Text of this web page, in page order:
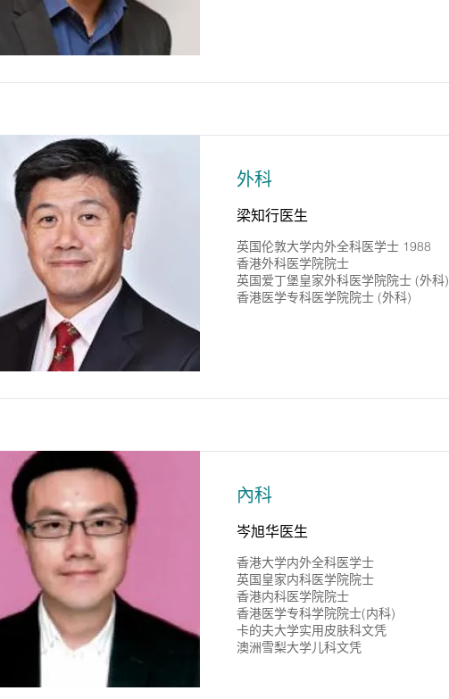
外科
梁知行医生
英国伦敦大学内外全科医学士 1988
香港外科医学院院士
英国爱丁堡皇家外科医学院院士 (外科)
香港医学专科医学院院士 (外科)
內科
岑旭华医生
香港大学内外全科医学士
英国皇家内科医学院院士
香港内科医学院院士
香港医学专科学院院士(内科)
卡的夫大学实用皮肤科文凭
澳洲雪梨大学儿科文凭